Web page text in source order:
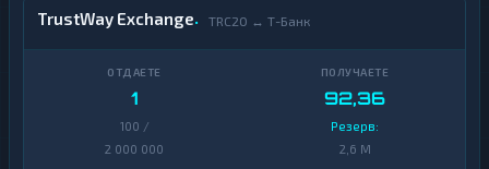
TrustWay Exchange TRC20 ↔ Т-Банк
1
100 /
2 000 000
92,36
Резерв:
2,6 M